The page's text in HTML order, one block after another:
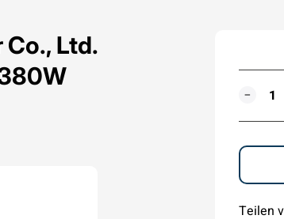
Ltd.
MENGE
−
Teilen